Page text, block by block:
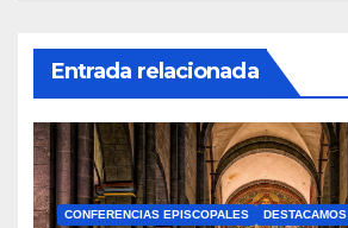
Entrada relacionada
CONFERENCIAS EPISCOPALES DESTACAMOS